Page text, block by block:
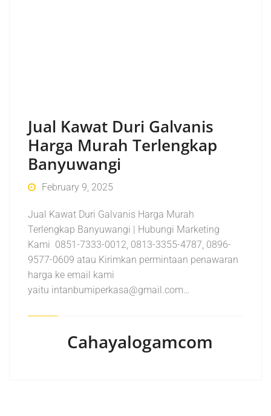
Jual Kawat Duri Galvanis
Harga Murah Terlengkap
Banyuwangi
February 9, 2025
Jual Kawat Duri Galvanis Harga Murah
Terlengkap Banyuwangi | Hubungi Marketing
Kami 0851-7333-0012, 0813-3355-4787, 0896-
9577-0609 atau Kirimkan permintaan penawaran
harga ke email kami
yaitu intanbumiperkasa@gmail.com…
Cahayalogamcom